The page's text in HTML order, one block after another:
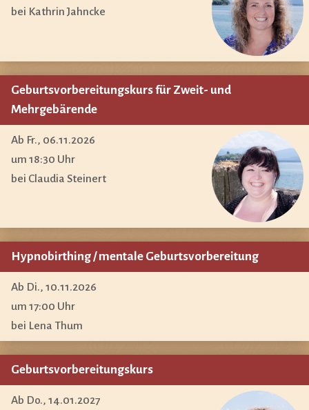
bei Kathrin Jahncke
Geburtsvorbereitungskurs für Zweit- und
Mehrgebärende
Ab Fr., 06.11.2026
um 18:30 Uhr
bei Claudia Steinert
Hypnobirthing / mentale Geburtsvorbereitung
Ab Di., 10.11.2026
um 17:00 Uhr
bei Lena Thum
Geburtsvorbereitungskurs
Ab Do., 14.01.2027